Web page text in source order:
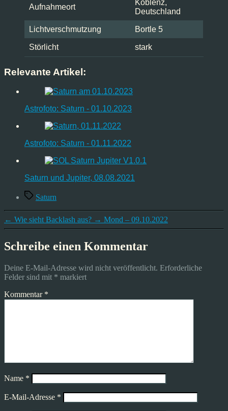
Aufnahmeort
Koblenz,
Deutschland
Lichtverschmutzung Bortle 5
Störlicht stark
Relevante Artikel:
Astrofoto: Saturn - 01.10.2023
Astrofoto: Saturn - 01.11.2022
Saturn und Jupiter, 08.08.2021
Schlagwörter
Saturn
← Wie sieht Backlash aus? → Mond – 09.10.2022
Schreibe einen Kommentar
Deine E-Mail-Adresse wird nicht veröffentlicht. Erforderliche
Felder sind mit * markiert
Kommentar *
Name *
E-Mail-Adresse *